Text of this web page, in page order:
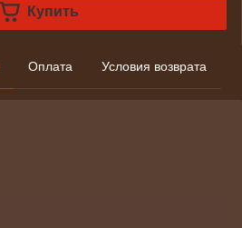
Купить
Оплата Условия возврата